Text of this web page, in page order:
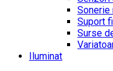
Sonerie
Suport
Surse
Iluminat